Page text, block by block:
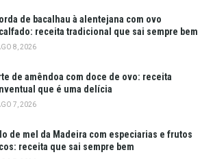
de bacalhau à alentejana com ovo
receita tradicional que sai sempre bem
8, 2026
de amêndoa com doce de ovo: receita
que é uma delícia
7, 2026
de mel da Madeira com especiarias e frutos
receita que sai sempre bem